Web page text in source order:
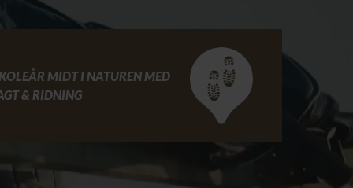
MIDT I NATUREN MED
& RIDNING